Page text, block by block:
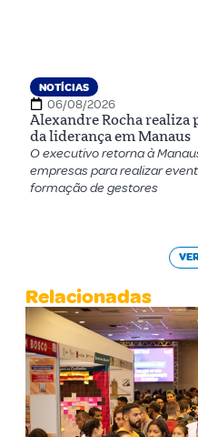
NOTÍCIAS
06/08/2026
Alexandre Rocha realiza
da liderança em Manaus
O executivo retorna à
empresas para realizar
formação de gestores
Relacionadas